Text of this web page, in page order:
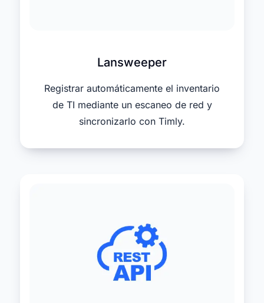
Lansweeper
Registrar automáticamente el inventario
de TI mediante un escaneo de red y
sincronizarlo con Timly.